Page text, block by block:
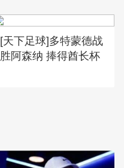
[天下足球]多特蒙德战
胜阿森纳 捧得酋长杯